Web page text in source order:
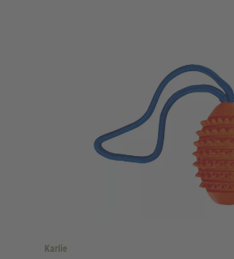
Karlie